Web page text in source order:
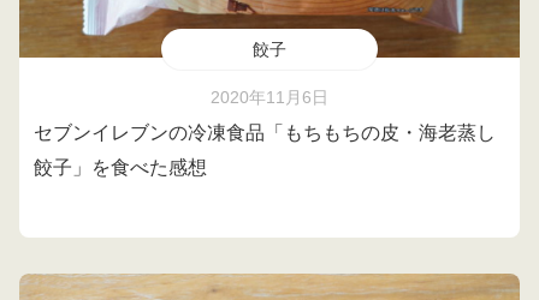
餃子
2020年11月6日
セブンイレブンの冷凍食品「もちもちの皮・海老蒸し
餃子」を食べた感想